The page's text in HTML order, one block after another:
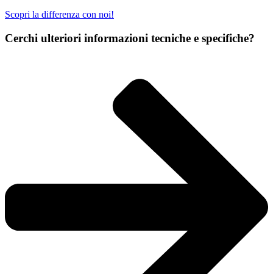
Scopri la differenza con noi!
Cerchi ulteriori informazioni tecniche e specifiche?